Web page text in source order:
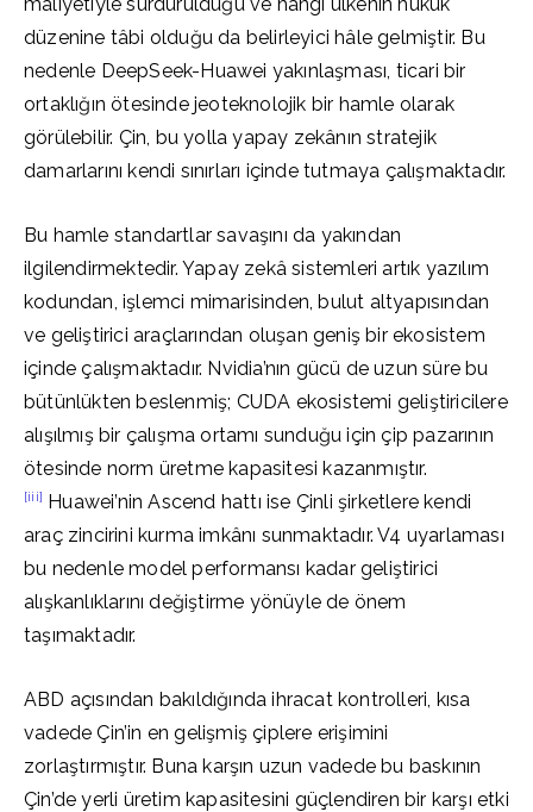
düzenine tâbi olduğu da belirleyici hâle gelmiştir. Bu
nedenle DeepSeek-Huawei yakınlaşması, ticari bir
ortaklığın ötesinde jeoteknolojik bir hamle olarak
görülebilir. Çin, bu yolla yapay zekânın stratejik
damarlarını kendi sınırları içinde tutmaya çalışmaktadır.
Bu hamle standartlar savaşını da yakından
ilgilendirmektedir. Yapay zekâ sistemleri artık yazılım
kodundan, işlemci mimarisinden, bulut altyapısından
ve geliştirici araçlarından oluşan geniş bir ekosistem
içinde çalışmaktadır. Nvidia’nın gücü de uzun süre bu
bütünlükten beslenmiş; CUDA ekosistemi geliştiricilere
alışılmış bir çalışma ortamı sunduğu için çip pazarının
ötesinde norm üretme kapasitesi kazanmıştır.
[iii] Huawei’nin Ascend hattı ise Çinli şirketlere kendi
araç zincirini kurma imkânı sunmaktadır. V4 uyarlaması
bu nedenle model performansı kadar geliştirici
alışkanlıklarını değiştirme yönüyle de önem
taşımaktadır.
ABD açısından bakıldığında ihracat kontrolleri, kısa
vadede Çin’in en gelişmiş çiplere erişimini
zorlaştırmıştır. Buna karşın uzun vadede bu baskının
Çin’de yerli üretim kapasitesini güçlendiren bir karşı etki